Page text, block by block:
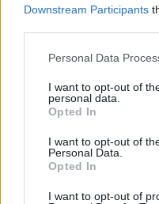
Downstream Participants
Please note that this
not limited to your visit or
grant or deny consent to
use your data for below
consent section.
Personal Data
I want to opt-out of
personal data.
Opted In
I want to opt-out of
Personal Data.
Opted In
I want to opt-out of